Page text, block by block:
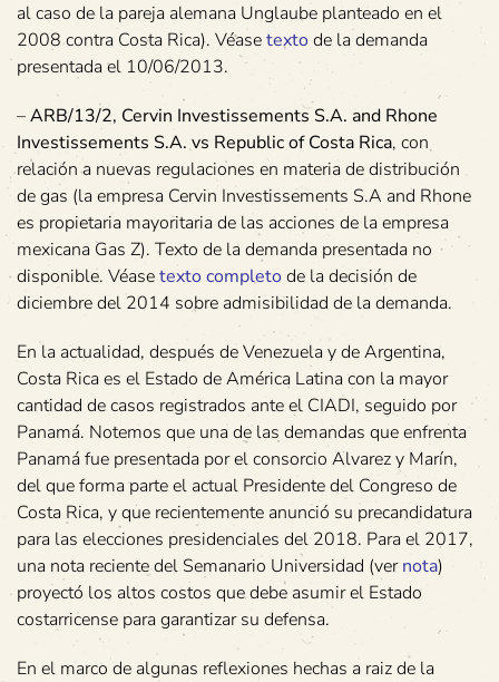
al caso de la pareja alemana Unglaube planteado en el
2008 contra Costa Rica). Véasetexto de la demanda
presentada el 10/06/2013.
–ARB/13/2, Cervin Investissements S.A. and Rhone
Investissements S.A. vs Republic of Costa Rica, con
relación a nuevas regulaciones en materia de distribución
de gas (la empresa Cervin Investissements S.A and Rhone
es propietaria mayoritaria de las acciones de la empresa
mexicana Gas Z). Texto de la demanda presentada no
disponible. Véasetexto completo de la decisión de
diciembre del 2014 sobre admisibilidad de la demanda.
En la actualidad, después de Venezuela y de Argentina,
Costa Rica es el Estado de América Latina con la mayor
cantidad de casos registrados ante el CIADI, seguido por
Panamá. Notemos que una de las demandas que enfrenta
Panamá fue presentada por el consorcio Alvarez y Marín,
del que forma parte el actual Presidente del Congreso de
Costa Rica, y que recientemente anunció su precandidatura
para las elecciones presidenciales del 2018. Para el 2017,
una nota reciente del Semanario Universidad (vernota)
proyectó los altos costos que debe asumir el Estado
costarricense para garantizar su defensa.
En el marco de algunas reflexiones hechas a raiz de la